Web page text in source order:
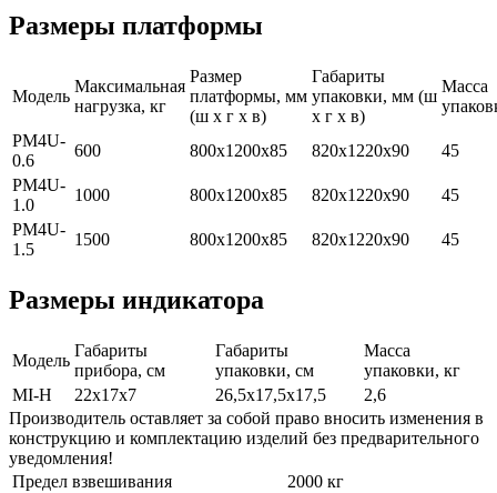
Размеры платформы
Модель
Максимальная
нагрузка, кг
Размер
платформы, мм
(ш х г х в)
Габариты
упаковки, мм (ш
х г х в)
Масса
PM4U-
0.6
600 800х1200х85 820х1220х90
45
PM4U-
1.0
1000 800х1200х85 820х1220х90
45
PM4U-
1.5
1500 800х1200х85 820х1220х90 45
Размеры индикатора
Модель
Габариты
прибора, см
Габариты
упаковки, см
Масса
упаковки, кг
MI-H
22х17х7 26,5х17,5х17,5
2,6
Производитель оставляет за собой право вносить изменения в
конструкцию и комплектацию изделий без предварительного
уведомления!
Предел взвешивания
2000 кг